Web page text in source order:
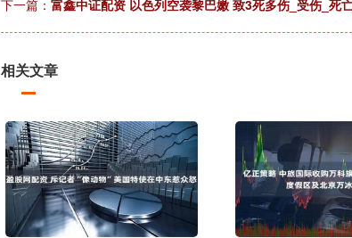
下一篇： 富鑫中证配资 以色列空袭黎巴嫩 致3死多伤_受伤_死
相关文章